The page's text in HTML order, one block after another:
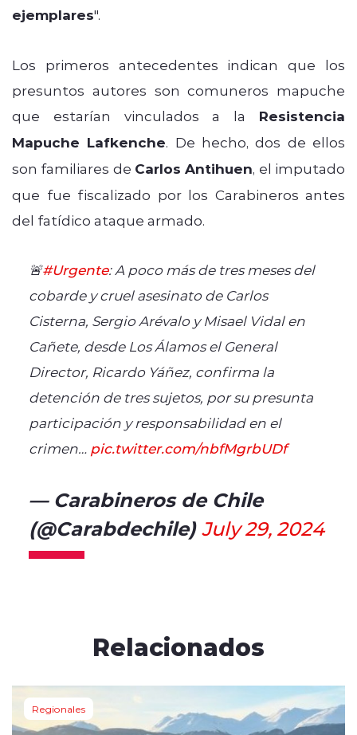
ejemplares".
Los primeros antecedentes indican que los
presuntos autores son comuneros mapuche
que estarían vinculados a la Resistencia
Mapuche Lafkenche. De hecho, dos de ellos
son familiares de Carlos Antihuen, el imputado
que fue fiscalizado por los Carabineros antes
del fatídico ataque armado.
🚨#Urgente: A poco más de tres meses del
cobarde y cruel asesinato de Carlos
Cisterna, Sergio Arévalo y Misael Vidal en
Cañete, desde Los Álamos el General
Director, Ricardo Yáñez, confirma la
detención de tres sujetos, por su presunta
participación y responsabilidad en el
crimen… pic.twitter.com/nbfMgrbUDf
— Carabineros de Chile
(@Carabdechile)July 29, 2024
Relacionados
Regionales